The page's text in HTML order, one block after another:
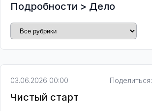
Подробности > Дело
03.06.2026 00:00 Поделиться:
Чистый старт